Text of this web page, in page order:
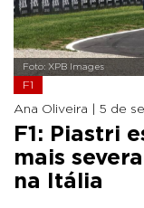
Foto: XPB Images
F1
Ana Oliveira | 5 de
F1: Piastri
mais
na Itália